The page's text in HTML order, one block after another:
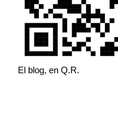
El blog, en Q.R.